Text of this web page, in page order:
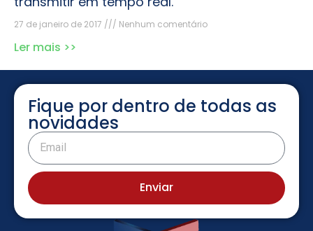
27 de janeiro de 2017 Nenhum comentário
Ler mais >>
Fique por dentro de todas as
novidades
Enviar